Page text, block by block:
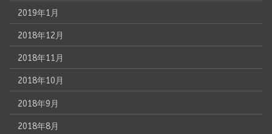
2019年1月
2018年12月
2018年11月
2018年10月
2018年9月
2018年8月